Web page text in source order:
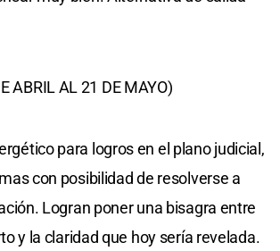
ABRIL AL 21 DE MAYO)
para logros en el plano judicial,
con posibilidad de resolverse a
Logran poner una bisagra entre
y la claridad que hoy sería revelada.